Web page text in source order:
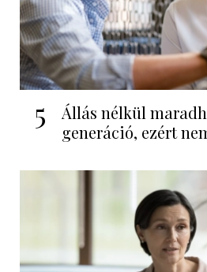
5
Állás nélkül
generáció, ezért